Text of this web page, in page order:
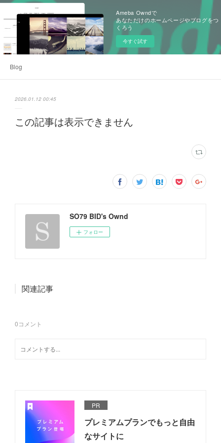
Ameba Owndで
あなただけのホームページやブログをつ
くろう
今すぐ試す
Blog
2026.01.12 00:45
この記事は表示できません
SO79 BID's Ownd
フォロー
関連記事
0コメント
PR
プレミアムプランでもっと自由
なサイトに